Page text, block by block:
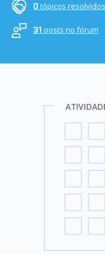
0 tópicos
31 posts no fórum